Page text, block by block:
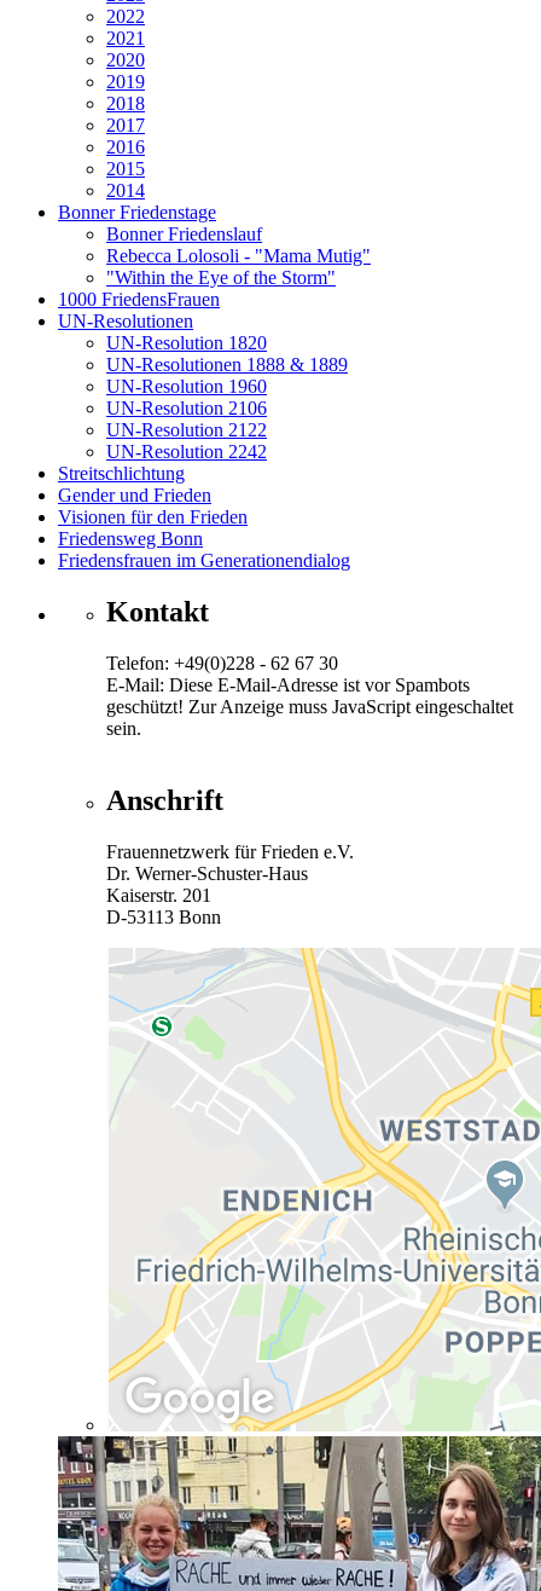
2022
2021
2020
2019
2018
2017
2016
2015
2014
Bonner Friedenstage
Bonner Friedenslauf
Rebecca Lolosoli - "Mama Mutig"
"Within the Eye of the Storm"
1000 FriedensFrauen
UN-Resolutionen
UN-Resolution 1820
UN-Resolutionen 1888 & 1889
UN-Resolution 1960
UN-Resolution 2106
UN-Resolution 2122
UN-Resolution 2242
Streitschlichtung
Gender und Frieden
Visionen für den Frieden
Friedensweg Bonn
Friedensfrauen im Generationendialog
Kontakt
Telefon: +49(0)228 - 62 67 30
E-Mail: Diese E-Mail-Adresse ist vor Spambots
geschützt! Zur Anzeige muss JavaScript eingeschaltet
sein.
Anschrift
Frauennetzwerk für Frieden e.V.
Dr. Werner-Schuster-Haus
Kaiserstr. 201
D-53113 Bonn